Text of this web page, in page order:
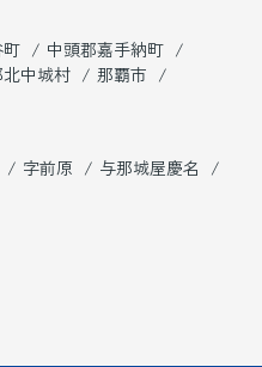
中頭郡嘉手納町
中城村
那覇市
字前原
与那城屋慶名